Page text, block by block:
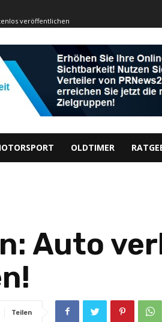
veröffentlichen
OLDTIMER
Auto
Teilen